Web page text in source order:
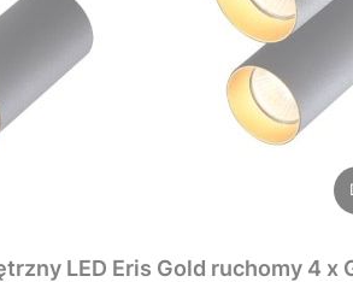
LED Eris Gold ruchomy 4 x